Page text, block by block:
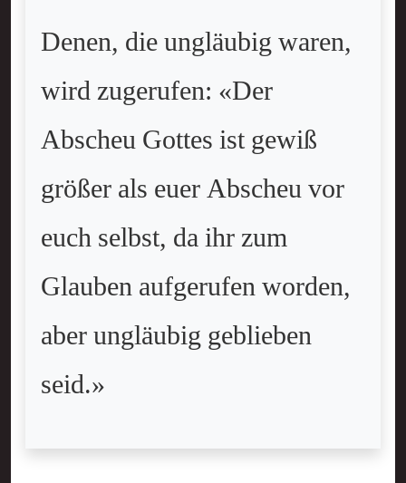
Denen, die ungläubig waren,
wird zugerufen: «Der
Abscheu Gottes ist gewiß
größer als euer Abscheu vor
euch selbst, da ihr zum
Glauben aufgerufen worden,
aber ungläubig geblieben
seid.»